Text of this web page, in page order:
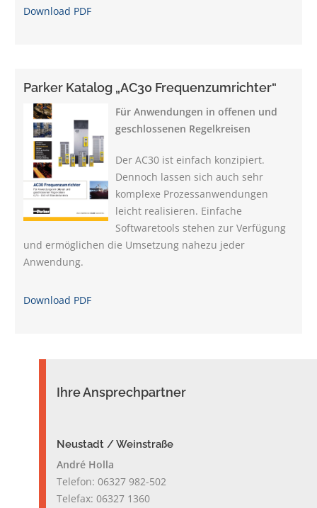
Download PDF
Parker Katalog „AC30 Frequenzumrichter“
Für Anwendungen in offenen und
geschlossenen Regelkreisen
Der AC30 ist einfach konzipiert.
Dennoch lassen sich auch sehr
komplexe Prozessanwendungen
leicht realisieren. Einfache
Softwaretools stehen zur Verfügung
und ermöglichen die Umsetzung nahezu jeder
Anwendung.
Download PDF
Ihre Ansprechpartner
Neustadt / Weinstraße
André Holla
Telefon: 06327 982-502
Telefax: 06327 1360